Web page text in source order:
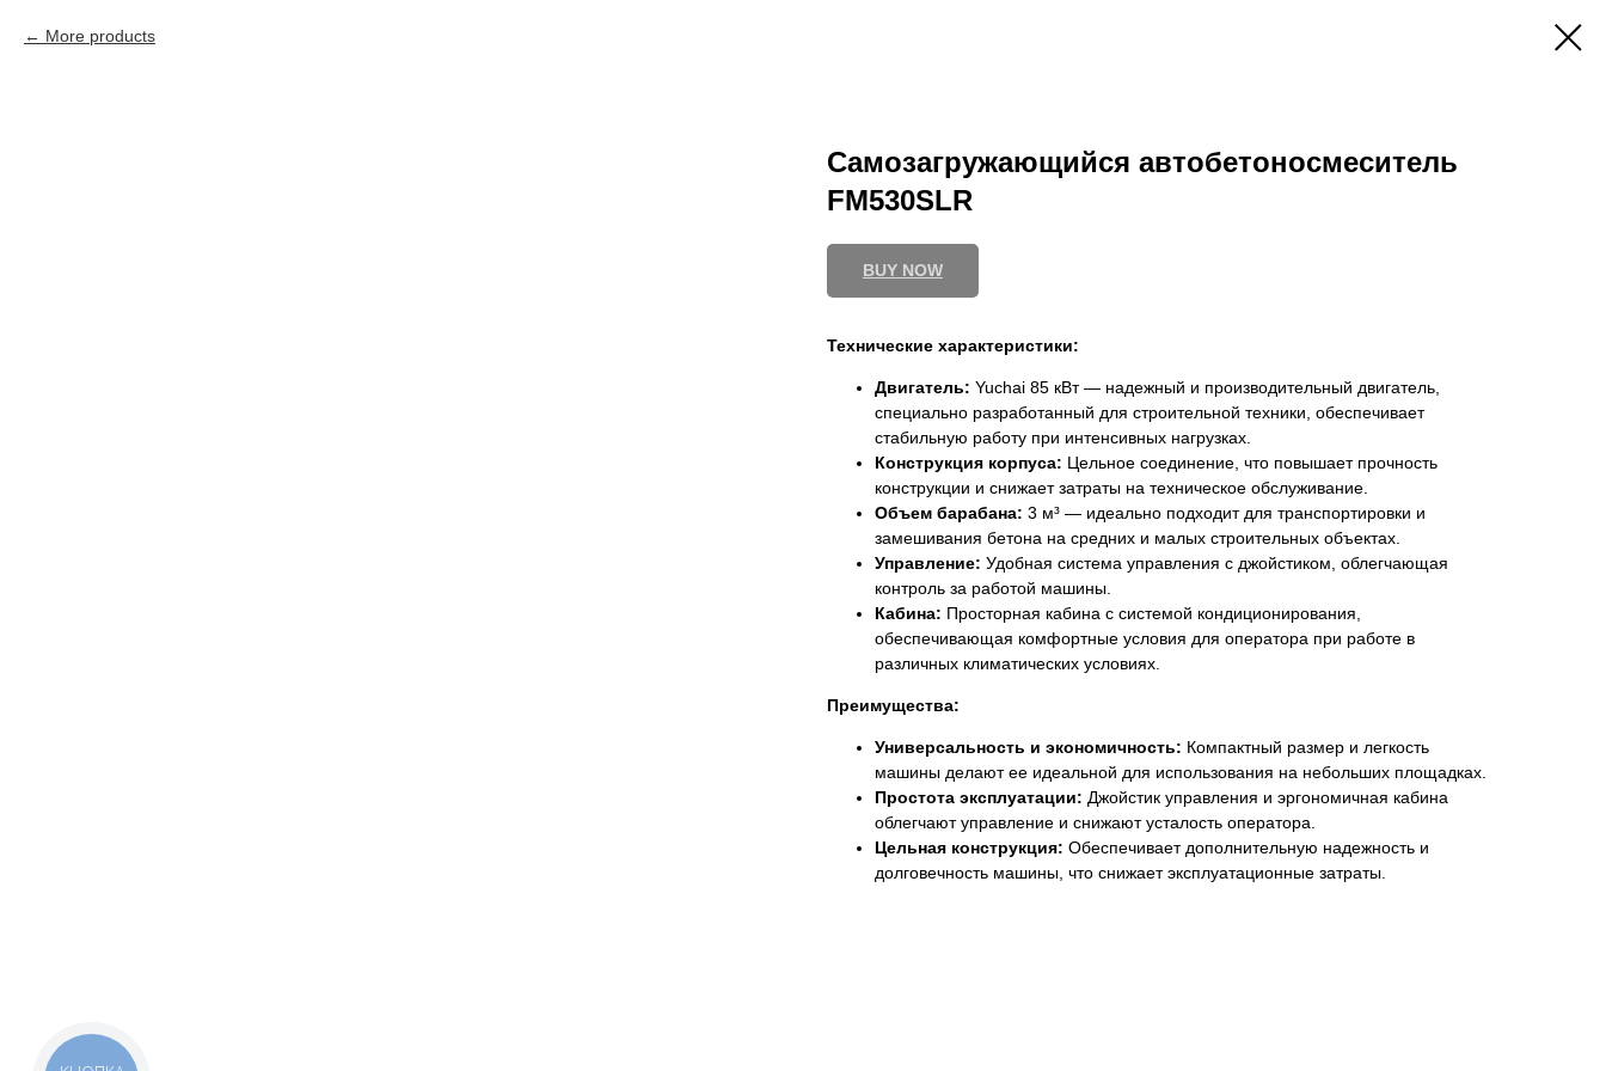
More products
Самозагружающийся автобетоносмеситель
FM530SLR
BUY NOW
Технические характеристики:
Двигатель: Yuchai 85 кВт — надежный и производительный двигатель,
специально разработанный для строительной техники, обеспечивает
стабильную работу при интенсивных нагрузках.
Конструкция корпуса: Цельное соединение, что повышает прочность
конструкции и снижает затраты на техническое обслуживание.
Объем барабана: 3 м³ — идеально подходит для транспортировки и
замешивания бетона на средних и малых строительных объектах.
Управление: Удобная система управления с джойстиком, облегчающая
контроль за работой машины.
Кабина: Просторная кабина с системой кондиционирования,
обеспечивающая комфортные условия для оператора при работе в
различных климатических условиях.
Преимущества:
Универсальность и экономичность: Компактный размер и легкость
машины делают ее идеальной для использования на небольших площадках.
Простота эксплуатации: Джойстик управления и эргономичная кабина
облегчают управление и снижают усталость оператора.
Цельная конструкция: Обеспечивает дополнительную надежность и
долговечность машины, что снижает эксплуатационные затраты.